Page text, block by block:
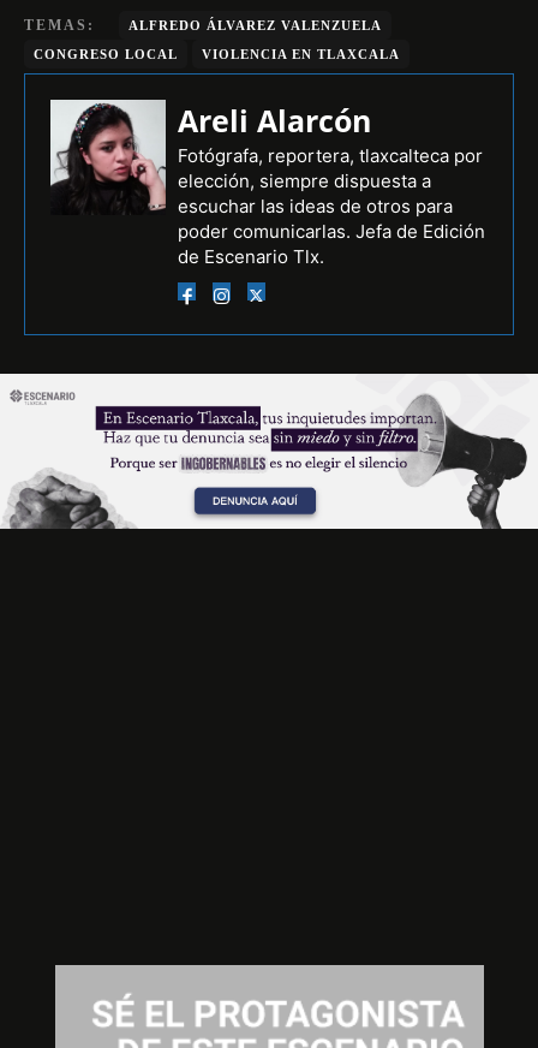
TEMAS:
ALFREDO ÁLVAREZ VALENZUELA
CONGRESO LOCAL
VIOLENCIA EN TLAXCALA
Areli Alarcón
Fotógrafa, reportera, tlaxcalteca por
elección, siempre dispuesta a
escuchar las ideas de otros para
poder comunicarlas. Jefa de Edición
de Escenario Tlx.